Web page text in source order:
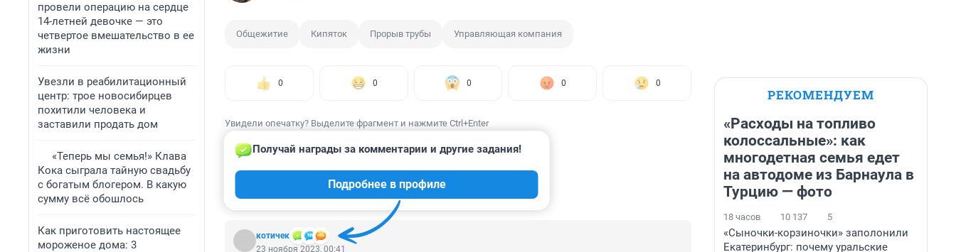
провели операцию на сердце
14-летней девочке — это
четвертое вмешательство в ее
жизни
Увезли в реабилитационный
центр: трое новосибирцев
похитили человека и
заставили продать дом
«Теперь мы семья!» Клава
Кока сыграла тайную свадьбу
с богатым блогером. В какую
сумму всё обошлось
Как приготовить настоящее
мороженое дома: 3
Общежитие Кипяток Прорыв трубы Управляющая компания
0 0 0 0 0
Увидели опечатку? Выделите фрагмент и нажмите Ctrl+Enter
КОММЕНТАРИИ 9
котичек
Получай награды за комментарии и другие задания!
Подробнее в профиле
23 ноября 2023, 00:41
РЕКОМЕНДУЕМ
«Расходы на топливо
колоссальные»: как
многодетная семья едет
на автодоме из Барнаула в
Турцию — фото
18 часов 10 137 5
«Сыночки-корзиночки» заполонили
Екатеринбург: почему уральские